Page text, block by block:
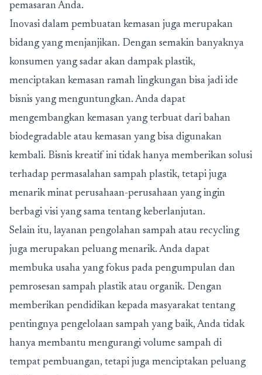
pemasaran Anda.
Inovasi dalam pembuatan kemasan juga merupakan
bidang yang menjanjikan. Dengan semakin banyaknya
konsumen yang sadar akan dampak plastik,
menciptakan kemasan ramah lingkungan bisa jadi ide
bisnis yang menguntungkan. Anda dapat
mengembangkan kemasan yang terbuat dari bahan
biodegradable atau kemasan yang bisa digunakan
kembali. Bisnis kreatif ini tidak hanya memberikan solusi
terhadap permasalahan sampah plastik, tetapi juga
menarik minat perusahaan-perusahaan yang ingin
berbagi visi yang sama tentang keberlanjutan.
Selain itu, layanan pengolahan sampah atau recycling
juga merupakan peluang menarik. Anda dapat
membuka usaha yang fokus pada pengumpulan dan
pemrosesan sampah plastik atau organik. Dengan
memberikan pendidikan kepada masyarakat tentang
pentingnya pengelolaan sampah yang baik, Anda tidak
hanya membantu mengurangi volume sampah di
tempat pembuangan, tetapi juga menciptakan peluang